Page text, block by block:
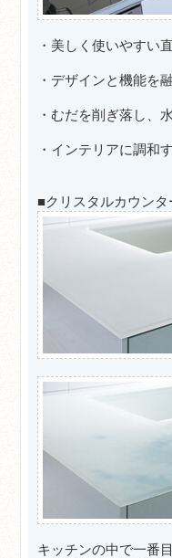
・美しく使いやすい
・デザインと機能を
・むだを削ぎ落し、
・インテリアに調和
■クリスタルカウン
キッチンの中で一番